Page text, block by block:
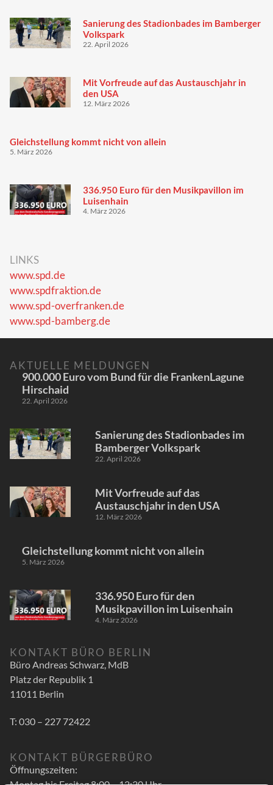
Sanierung des Stadionbades im Bamberger
Volkspark
22. April 2026
Mit Vorfreude auf das Austauschjahr in
den USA
12. März 2026
Gleichstellung kommt nicht von allein
5. März 2026
336.950 Euro für den Musikpavillon im
Luisenhain
4. März 2026
LINKS
www.spd.de
www.spdfraktion.de
www.spd-overfranken.de
www.spd-bamberg.de
AKTUELLE MELDUNGEN
900.000 Euro vom Bund für die FrankenLagune
Hirschaid
22. April 2026
Sanierung des Stadionbades im
Bamberger Volkspark
22. April 2026
Mit Vorfreude auf das
Austauschjahr in den USA
12. März 2026
Gleichstellung kommt nicht von allein
5. März 2026
336.950 Euro für den
Musikpavillon im Luisenhain
4. März 2026
KONTAKT BÜRO BERLIN
Büro Andreas Schwarz, MdB
Platz der Republik 1
11011 Berlin
T: 030 – 227 72422
KONTAKT BÜRGERBÜRO
Öffnungszeiten: